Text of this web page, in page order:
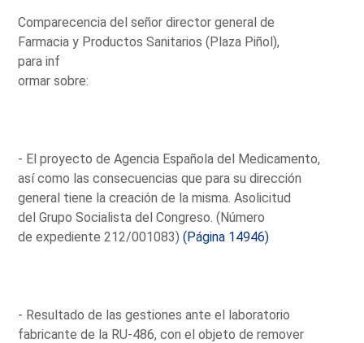
Comparecencia del señor director general de
Farmacia y Productos Sanitarios (Plaza Piñol),
para inf
ormar sobre:
- El proyecto de Agencia Española del Medicamento,
así como las consecuencias que para su dirección
general tiene la creación de la misma. Asolicitud
del Grupo Socialista del Congreso. (Número
de expediente 212/001083)(Página 14946)
- Resultado de las gestiones ante el laboratorio
fabricante de la RU-486, con el objeto de remover